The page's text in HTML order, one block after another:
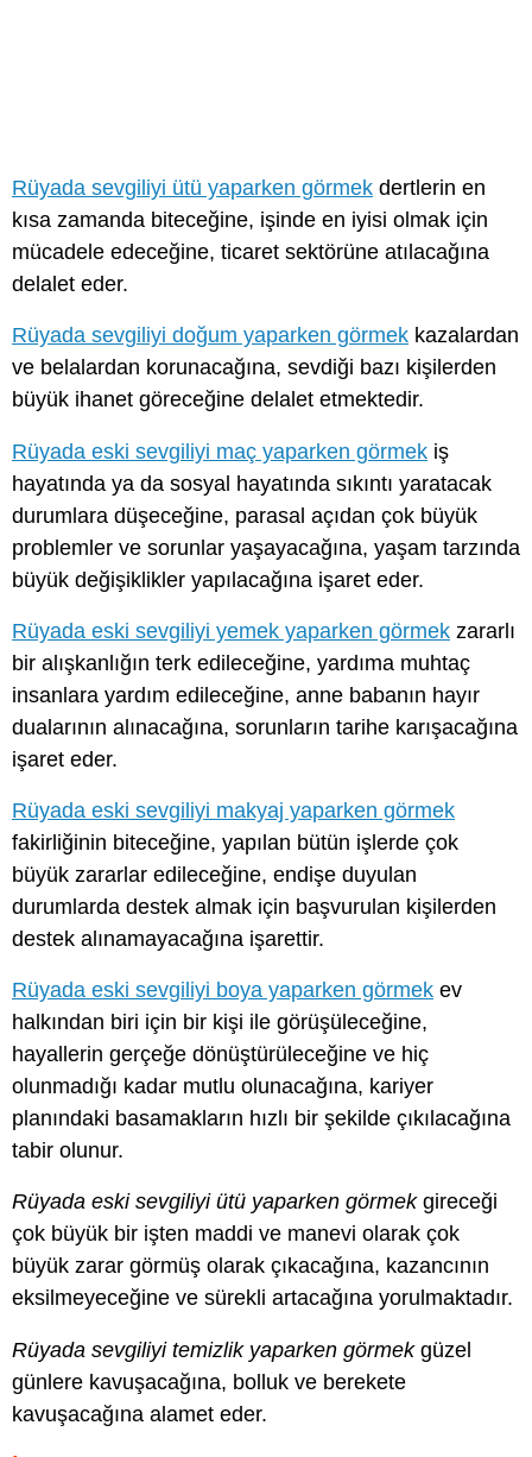
Rüyada sevgiliyi ütü yaparken görmek dertlerin en
kısa zamanda biteceğine, işinde en iyisi olmak için
mücadele edeceğine, ticaret sektörüne atılacağına
delalet eder.
Rüyada sevgiliyi doğum yaparken görmek kazalardan
ve belalardan korunacağına, sevdiği bazı kişilerden
büyük ihanet göreceğine delalet etmektedir.
Rüyada eski sevgiliyi maç yaparken görmek iş
hayatında ya da sosyal hayatında sıkıntı yaratacak
durumlara düşeceğine, parasal açıdan çok büyük
problemler ve sorunlar yaşayacağına, yaşam tarzında
büyük değişiklikler yapılacağına işaret eder.
Rüyada eski sevgiliyi yemek yaparken görmek zararlı
bir alışkanlığın terk edileceğine, yardıma muhtaç
insanlara yardım edileceğine, anne babanın hayır
dualarının alınacağına, sorunların tarihe karışacağına
işaret eder.
Rüyada eski sevgiliyi makyaj yaparken görmek
fakirliğinin biteceğine, yapılan bütün işlerde çok
büyük zararlar edileceğine, endişe duyulan
durumlarda destek almak için başvurulan kişilerden
destek alınamayacağına işarettir.
Rüyada eski sevgiliyi boya yaparken görmek ev
halkından biri için bir kişi ile görüşüleceğine,
hayallerin gerçeğe dönüştürüleceğine ve hiç
olunmadığı kadar mutlu olunacağına, kariyer
planındaki basamakların hızlı bir şekilde çıkılacağına
tabir olunur.
Rüyada eski sevgiliyi ütü yaparken görmekgireceği
çok büyük bir işten maddi ve manevi olarak çok
büyük zarar görmüş olarak çıkacağına, kazancının
eksilmeyeceğine ve sürekli artacağına yorulmaktadır.
Rüyada sevgiliyi temizlik yaparken görmekgüzel
günlere kavuşacağına, bolluk ve berekete
kavuşacağına alamet eder.